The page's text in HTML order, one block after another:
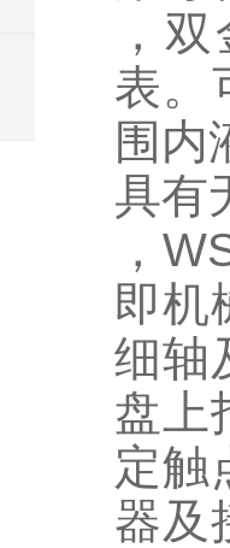
，
表。
围内
具有
，
即机
细轴
盘上
定触
器及